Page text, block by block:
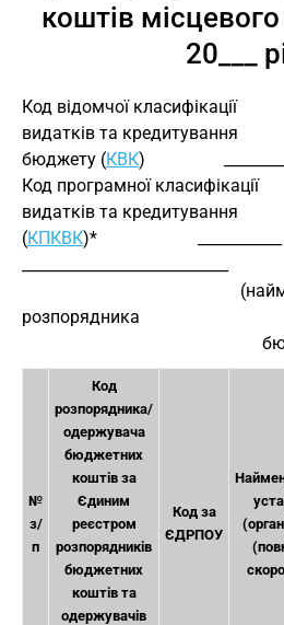
коштів
20___
Код відомчої класифікації
видатків та кредитування
бюджету (КВК)
Код програмної класифікації
видатків та кредитування
(КПКВК)*                       ___________
розпорядника
№
з/
п
Код
розпорядника/
одержувача
бюджетних
коштів за
Єдиним
реєстром
розпорядників
бюджетних
коштів та
одержувачів
Код за
ЄДРПОУ